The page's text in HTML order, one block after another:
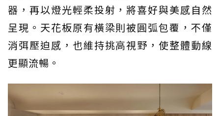
器，再以燈光輕柔投射，將喜好與美感自然
呈現。天花板原有橫梁則被圓弧包覆，不僅
消弭壓迫感，也維持挑高視野，使整體動線
更顯流暢。